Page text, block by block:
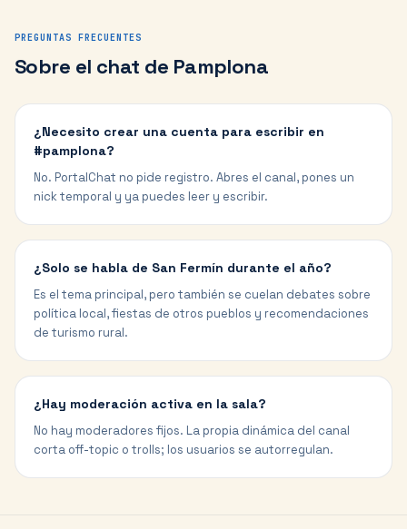
PREGUNTAS FRECUENTES
Sobre el chat de Pamplona
¿Necesito crear una cuenta para escribir en
#pamplona?
No. PortalChat no pide registro. Abres el canal, pones un
nick temporal y ya puedes leer y escribir.
¿Solo se habla de San Fermín durante el año?
Es el tema principal, pero también se cuelan debates sobre
política local, fiestas de otros pueblos y recomendaciones
de turismo rural.
¿Hay moderación activa en la sala?
No hay moderadores fijos. La propia dinámica del canal
corta off-topic o trolls; los usuarios se autorregulan.